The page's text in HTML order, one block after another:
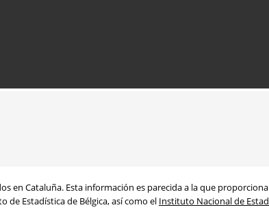
en Cataluña. Esta información es parecida a la que
de Estadística de Bélgica, así como el Instituto Nacional de